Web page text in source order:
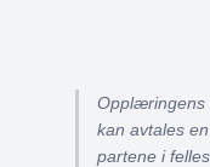
Opplæringens
kan avtales
partene i